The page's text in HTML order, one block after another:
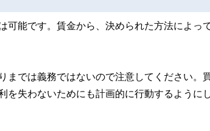
可能です。賃金から、決められた方法によっ
までは義務ではないので注意してください。
失わないためにも計画的に行動するように